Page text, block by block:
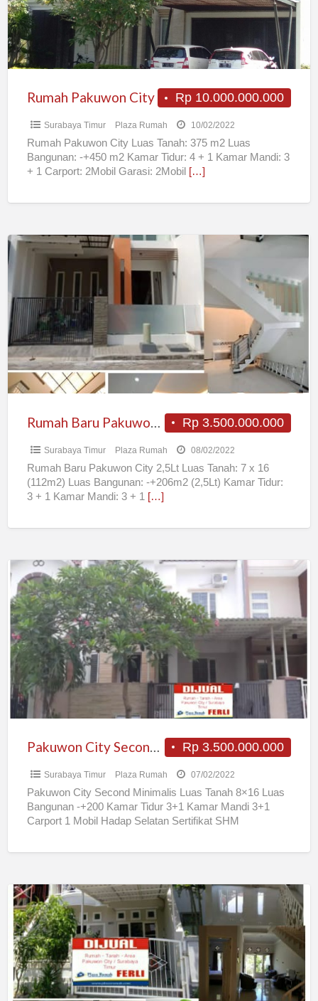
Rp 10.000.000.000
Rumah Pakuwon City
Surabaya Timur Plaza Rumah 10/02/2022
Rumah Pakuwon City Luas Tanah: 375 m2 Luas
Bangunan: -+450 m2 Kamar Tidur: 4 + 1 Kamar Mandi: 3
+ 1 Carport: 2Mobil Garasi: 2Mobil […]
Rumah
Baru
City
2,5Lt
Rp 3.500.000.000
Surabaya Timur Plaza Rumah 08/02/2022
Rumah Baru Pakuwon City 2,5Lt Luas Tanah: 7 x 16
(112m2) Luas Bangunan: -+206m2 (2,5Lt) Kamar Tidur:
3 + 1 Kamar Mandi: 3 + 1 […]
Pakuwon
City
Second
Minimalis
Rp 3.500.000.000
Pakuwon City Second Minimalis
Surabaya Timur Plaza Rumah 07/02/2022
Pakuwon City Second Minimalis Luas Tanah 8×16 Luas
Bangunan -+200 Kamar Tidur 3+1 Kamar Mandi 3+1
Carport 1 Mobil Hadap Selatan Sertifikat SHM
Pakuwon
City
Second
Bagus